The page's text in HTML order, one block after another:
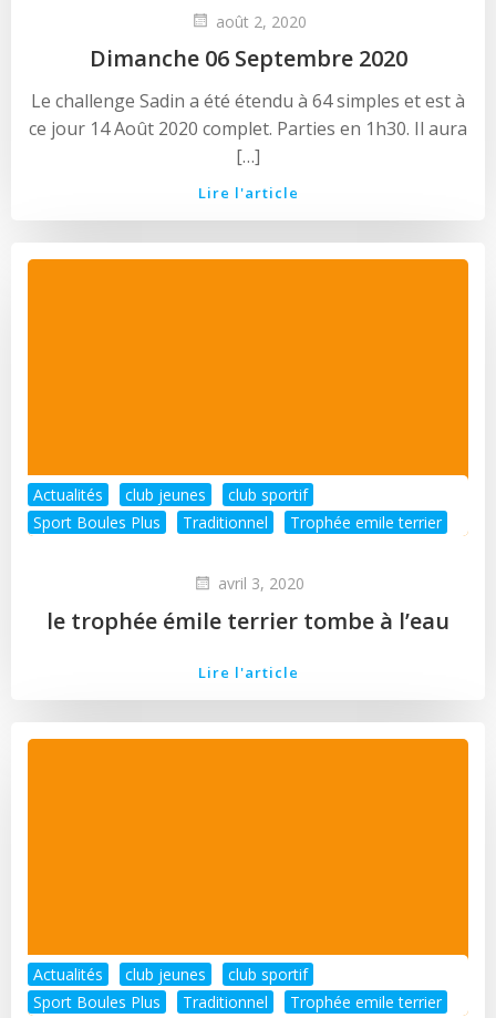
août 2, 2020
Dimanche 06 Septembre 2020
Le challenge Sadin a été étendu à 64 simples et est à
ce jour 14 Août 2020 complet. Parties en 1h30. Il aura
[…]
Lire l'article
Actualités club jeunes
club sportif
Sport Boules Plus
Traditionnel Trophée emile terrier
avril 3, 2020
le trophée émile terrier tombe à l’eau
Lire l'article
Actualités club jeunes
club sportif
Sport Boules Plus
Traditionnel Trophée emile terrier